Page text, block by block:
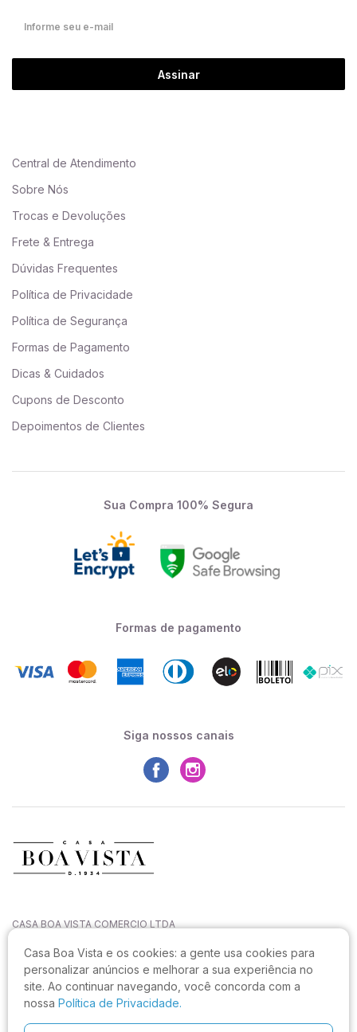
Casa Boa Vista e os cookies: a gente usa cookies para
personalizar anúncios e melhorar a sua experiência no
site. Ao continuar navegando, você concorda com a
nossa Política de Privacidade.
Assinar
CASA BOA VISTA COMERCIO LTDA
Rua João Sampaio da Silva, 144, Capoeiras
CEP: 88090-820, Florianópolis - SC
Não realizamos atendimento neste endereço.
Central de Atendimento
Sobre Nós
Trocas e Devoluções
Frete & Entrega
Dúvidas Frequentes
Política de Privacidade
Política de Segurança
Formas de Pagamento
Dicas & Cuidados
Cupons de Desconto
Depoimentos de Clientes
Sua Compra 100% Segura
Formas de pagamento
Siga nossos canais